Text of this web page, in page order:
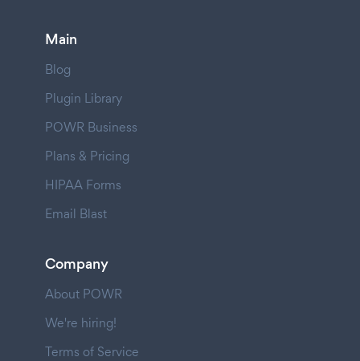
Main
Blog
Plugin Library
POWR Business
Plans & Pricing
HIPAA Forms
Email Blast
Company
About POWR
We're hiring!
Terms of Service